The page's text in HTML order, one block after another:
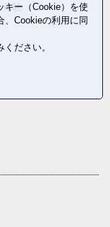
体験
キー（Cookie）を使
、Cookieの利用に同
ください。